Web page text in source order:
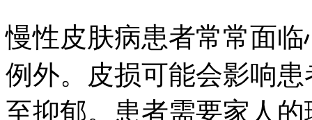
慢性皮肤病患者常常面
例外。皮损可能会影响
至抑郁。患者需要家人